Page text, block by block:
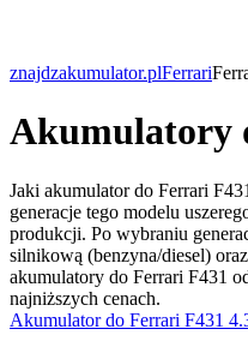
znajdzakumulator.plFerrari
Akumulatory
Jaki akumulator do Ferrari
generacje tego modelu
produkcji. Po wybraniu
silnikową (benzyna/diesel)
akumulatory do Ferrari F431
najniższych cenach.
Akumulator do Ferrari F431